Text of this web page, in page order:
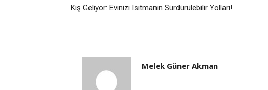
Kış Geliyor: Evinizi Isıtmanın Sürdürülebilir Yolları!
Melek Güner Akman